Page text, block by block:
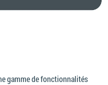
gamme de fonctionnalités